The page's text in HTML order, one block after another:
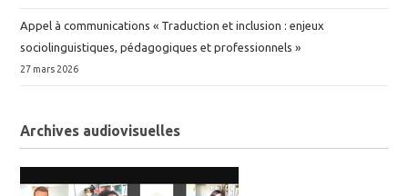
Appel à communications « Traduction et inclusion : enjeux
sociolinguistiques, pédagogiques et professionnels »
27 mars 2026
Archives audiovisuelles